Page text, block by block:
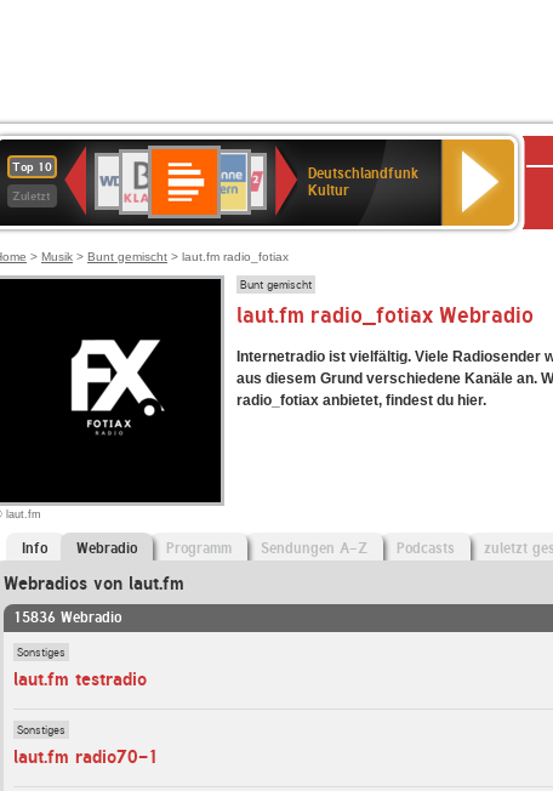
Top 10
Zuletzt
Deutschlandfunk
80er
90er
OLDIE
ANTENNE
SWR3
4
BR-
KLASSIK
Deutschlandfunk
Kultur
ANTENNE
BAYERN
SWR
Kultur
NDR
2
Deutschlandfunk
Kultur
> Musik > Bunt gemischt > laut.fm radio_fotiax
laut.fm
Bunt gemischt
laut.fm radio_fotiax Webradio
Internetradio ist vielfältig. Viele Radiosender
aus diesem Grund verschiedene Kanäle an.
radio_fotiax anbietet, findest du hier.
Info Webradio Programm Sendungen A-Z Podcasts zuletzt
Webradios von laut.fm
15836 Webradio
Sonstiges
laut.fm testradio
Sonstiges
laut.fm radio70-1